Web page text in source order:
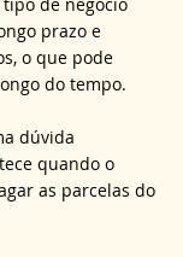
prazo e
o que pode
do tempo.
dúvida
quando o
as parcelas do